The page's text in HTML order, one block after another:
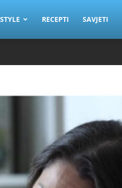
RECEPTI SAVJETI